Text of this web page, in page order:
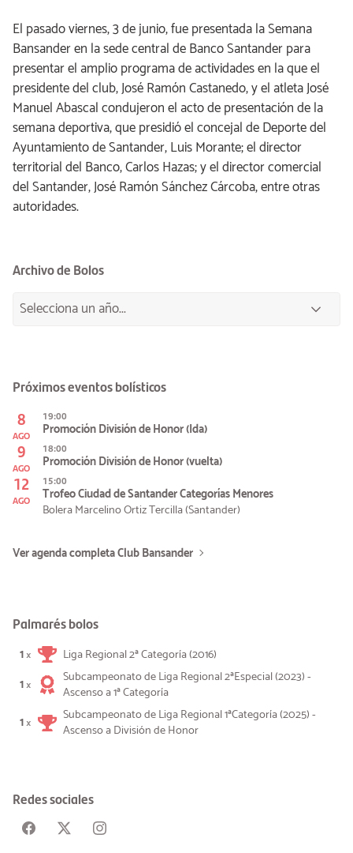
El pasado viernes, 3 de junio, fue presentada la Semana
Bansander en la sede central de Banco Santander para
presentar el amplio programa de actividades en la que el
presidente del club, José Ramón Castanedo, y el atleta José
Manuel Abascal condujeron el acto de presentación de la
semana deportiva, que presidió el concejal de Deporte del
Ayuntamiento de Santander, Luis Morante; el director
territorial del Banco, Carlos Hazas; y el director comercial
del Santander, José Ramón Sánchez Cárcoba, entre otras
autoridades.
Archivo de Bolos
Próximos eventos bolísticos
8
AGO
19:00
Promoción División de Honor (Ida)
9
AGO
18:00
Promoción División de Honor (vuelta)
12
AGO
15:00
Trofeo Ciudad de Santander Categorías Menores
Bolera Marcelino Ortiz Tercilla (Santander)
Ver agenda completa Club Bansander
Palmarés bolos
1×
Liga Regional 2ª Categoría (2016)
1×
Subcampeonato de Liga Regional 2ªEspecial (2023) -
Ascenso a 1ª Categoría
1×
Subcampeonato de Liga Regional 1ªCategoría (2025) -
Ascenso a División de Honor
Redes sociales